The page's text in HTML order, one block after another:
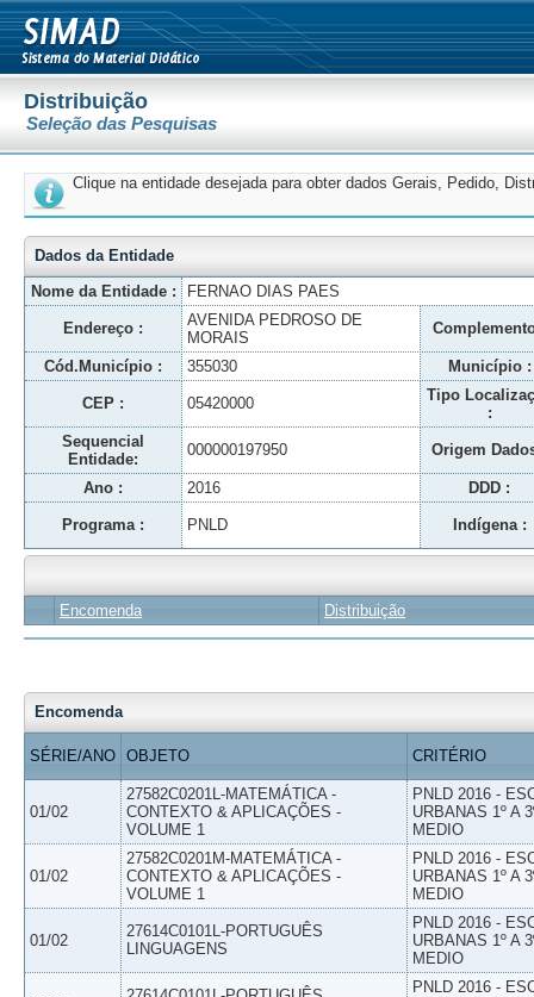
Distribuição
Seleção das Pesquisas
Clique na entidade desejada para obter dados Gerais, Pedido,
Dados da Entidade
Nome da Entidade :
FERNAO DIAS PAES
Endereço :
AVENIDA PEDROSO DE
MORAIS
Cód.Município : 355030 Município :
CEP : 05420000
Tipo
:
Sequencial
Entidade:
000000197950 Origem
Ano : 2016 DDD :
Programa : PNLD Indígena :
Encomenda Distribuição
Encomenda
SÉRIE/ANO OBJETO CRITÉRIO
01/02
27582C0201L-MATEMÁTICA -
CONTEXTO & APLICAÇÕES -
VOLUME 1
PNLD 2016 -
URBANAS 1º A
MEDIO
01/02
27582C0201M-MATEMÁTICA -
CONTEXTO & APLICAÇÕES -
VOLUME 1
PNLD 2016 -
URBANAS 1º A
MEDIO
01/02
27614C0101L-PORTUGUÊS
LINGUAGENS
PNLD 2016 -
URBANAS 1º A
MEDIO
PNLD 2016 -